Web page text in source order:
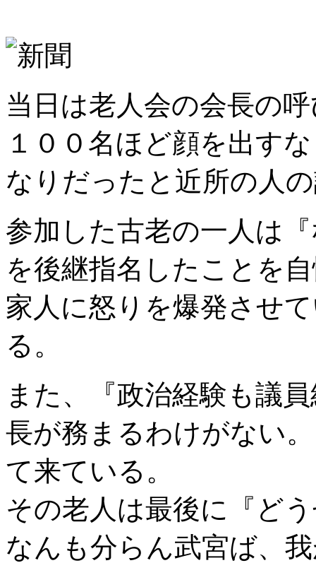
当日は老人会の会長の
１００名ほど顔を出す
なりだったと近所の人
参加した古老の一人は
を後継指名したことを
家人に怒りを爆発させ
る。
また、『政治経験も議
長が務まるわけがない
て来ている。
その老人は最後に『ど
なんも分らん武宮ば、